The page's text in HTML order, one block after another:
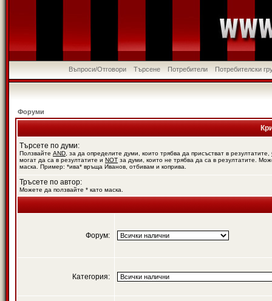
Въпроси/Отговори Търсене Потребители Потребителски
Форуми
Търсете по думи:
Ползвайте AND , за да определите думи, които трябва да присъстват в резултатите,
могат да са в резултатите и NOT за думи, които не трябва да са в резултатите.
маска. Пример: *ива* връща Иванов, отбивам и коприва.
Тръсете по автор:
Можете да ползвайте * като маска.
Форум:
Категория: